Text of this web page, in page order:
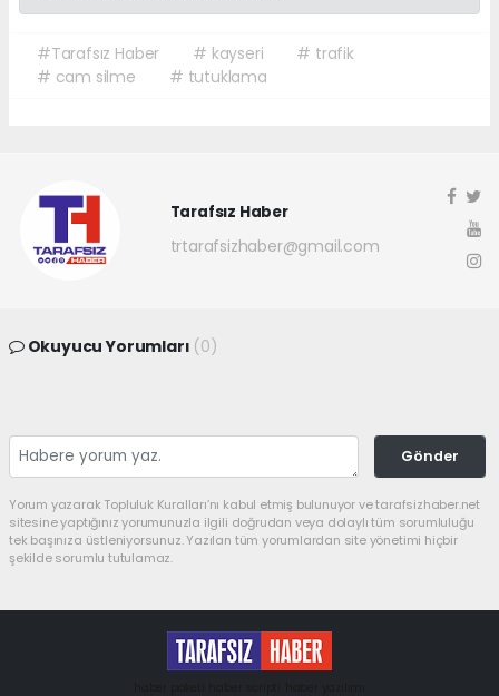
#Tarafsız Haber # kayseri
# trafik
# cam silme
# tutuklama
Tarafsız Haber
trtarafsizhaber@gmail.com
Okuyucu Yorumları (0)
Gönder
Yorum yazarak Topluluk Kuralları’nı kabul etmiş bulunuyor ve tarafsizhaber.net
sitesine yaptığınız yorumunuzla ilgili doğrudan veya dolaylı tüm sorumluluğu
tek başınıza üstleniyorsunuz. Yazılan tüm yorumlardan site yönetimi hiçbir
şekilde sorumlu tutulamaz.